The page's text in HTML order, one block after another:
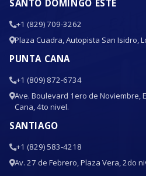
SANTO DOMINGO ESTE
+1 (829) 709-3262
Plaza Cuadra, Autopista San Isidro,
PUNTA CANA
+1 (809) 872-6734
Ave. Boulevard 1ero de Noviembre,
Cana, 4to nivel.
SANTIAGO
+1 (829) 583-4218
Av. 27 de Febrero, Plaza Vera, 2do